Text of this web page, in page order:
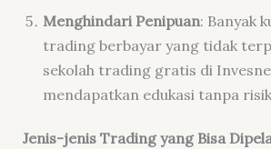
Menghindari Penipuan: Banyak
trading berbayar yang tidak
sekolah trading gratis di
mendapatkan edukasi tanpa
Jenis-jenis Trading yang Bisa